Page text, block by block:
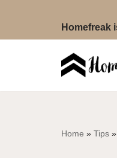
Homefreak
Home » Tips »